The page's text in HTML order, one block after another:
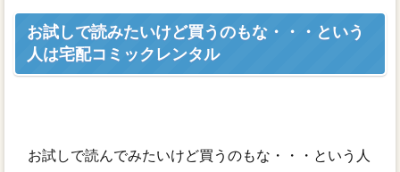
お試しで読みたいけど買うのもな・・・という
人は宅配コミックレンタル
お試しで読んでみたいけど買うのもな・・・という人